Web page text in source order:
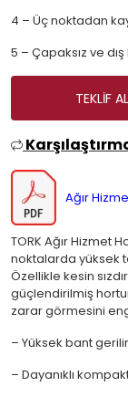
4 – Üç noktadan
5 – Çapaksız ve
TEKLIF AL
Ağır
TORK Ağır Hizmet
noktalarda yüksek
Özellikle kesin
güçlendirilmiş
zarar görmesini
– Yüksek bant
– Dayanıklı